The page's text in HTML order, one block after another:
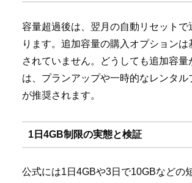
容量超過後は、翌月の自動リセットで
ります。追加容量の購入オプションは
されていません。どうしても追加容量
は、プランアップや一時的なレンタル
が推奨されます。
1日4GB制限の実態と検証
公式には1日4GBや3日で10GBなどの